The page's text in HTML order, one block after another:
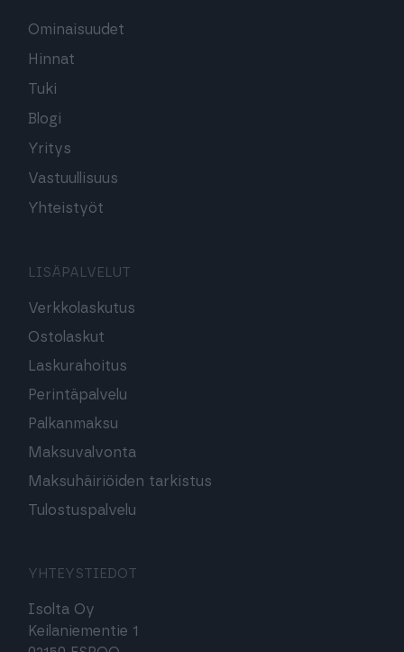
Ominaisuudet
Hinnat
Tuki
Blogi
Yritys
Vastuullisuus
Yhteistyöt
LISÄPALVELUT
Verkkolaskutus
Ostolaskut
Laskurahoitus
Perintäpalvelu
Palkanmaksu
Maksuvalvonta
Maksuhäiriöiden tarkistus
Tulostuspalvelu
YHTEYSTIEDOT
Isolta Oy
Keilaniementie 1